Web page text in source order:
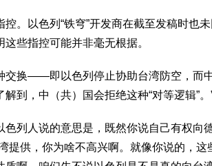
控。以色列“铁穹”开发商在截至发稿时也
些指控可能并非毫无根据。
交换——即以色列停止协助台湾防空，而
到，中（共）国会拒绝这种“对等逻辑”。
色列人说的意思是，既然你说自己有权向
提供，你为啥不高兴啊。就像你说的，这